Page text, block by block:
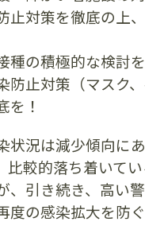
止対策を徹底の上
の積極的な検討を
防止対策（マスク、
を！
状況は減少傾向に
比較的落ち着いて
、引き続き、高い
度の感染拡大を防